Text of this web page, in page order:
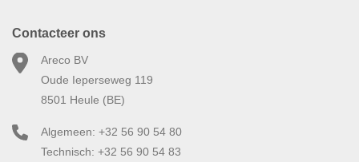
Contacteer ons
Areco BV
Oude Ieperseweg 119
8501 Heule (BE)
Algemeen: +32 56 90 54 80
Technisch: +32 56 90 54 83